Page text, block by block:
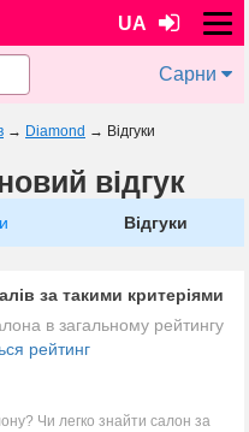
UA
Сарни
→ Diamond → Відгуки
відгук
Відгуки
за такими критеріями
в загальному рейтингу
рейтинг
Чи легко знайти салон за